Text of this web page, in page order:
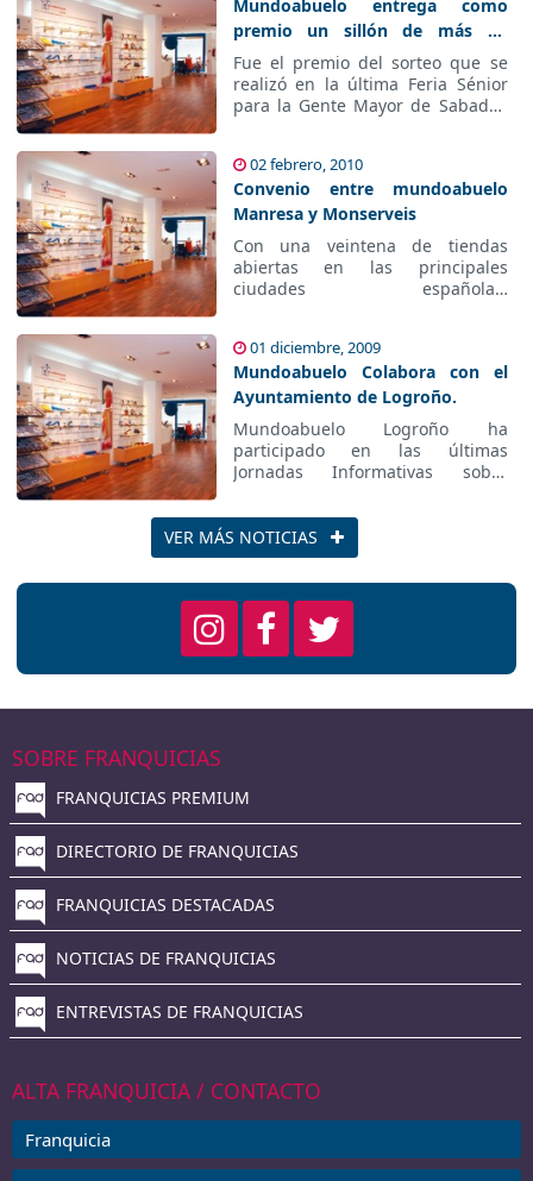
Calidad de Vida de las Personas
Mayores y de aquellas con algún
tipo de discapacidad.
Mundoabuelo entrega como
premio un sillón de más de
1500€
Fue el premio del sorteo que se
realizó en la última Feria Sénior
para la Gente Mayor de Sabadell
02 febrero, 2010
Convenio entre mundoabuelo
Manresa y Monserveis
Con una veintena de tiendas
abiertas en las principales
ciudades españolas,
comprometida para mejorar la
Calidad de Vida de las Personas
Mayores y de aquellas con algún
tipo de discapacidad
01 diciembre, 2009
Mundoabuelo Colabora con el
Ayuntamiento de Logroño.
Mundoabuelo Logroño ha
participado en las últimas
Jornadas Informativas sobre
Personas Mayores organizadas
por el Concejo municipal de
Personas Mayores del
Ayuntamiento de Logroño
VER MÁS NOTICIAS
SOBRE FRANQUICIAS
FRANQUICIAS PREMIUM
DIRECTORIO DE FRANQUICIAS
FRANQUICIAS DESTACADAS
NOTICIAS DE FRANQUICIAS
ENTREVISTAS DE FRANQUICIAS
ALTA FRANQUICIA / CONTACTO